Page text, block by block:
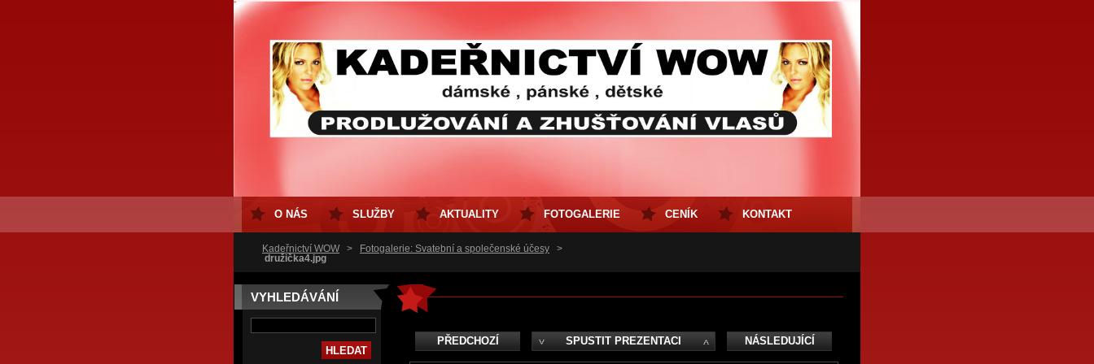
Kadeřnictví WOW > Fotogalerie: Svatební a společenské účesy
>
družička4.jpg
VYHLEDÁVÁNÍ
PŘEDCHOZÍ SPUSTIT PREZENTACI NÁSLEDUJÍCÍ
O NÁS SLUŽBY AKTUALITY FOTOGALERIE CENÍK KONTAKT